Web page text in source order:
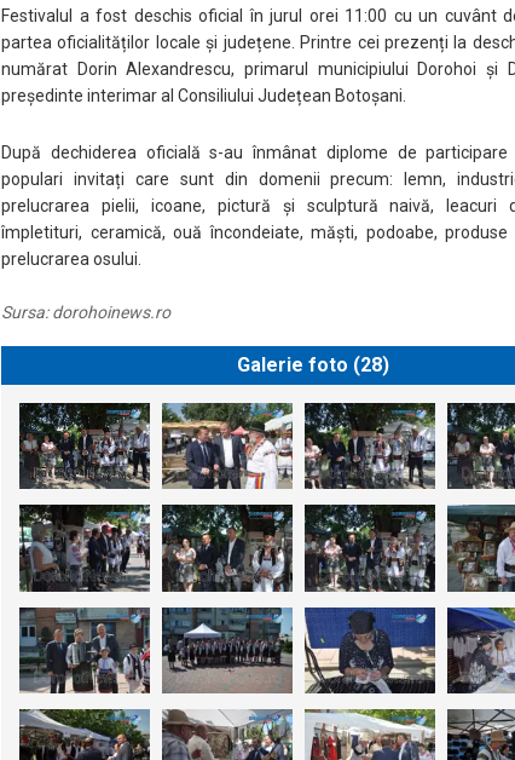
Festivalul a fost deschis oficial în jurul orei 11:00 cu un cuvânt
partea oficialităților locale și județene. Printre cei prezenți la
numărat Dorin Alexandrescu, primarul municipiului Dorohoi și
președinte interimar al Consiliului Județean Botoșani.
După dechiderea oficială s-au înmânat diplome de participare
populari invitați care sunt din domenii precum: lemn,
prelucrarea pielii, icoane, pictură și sculptură naivă, leacuri
împletituri, ceramică, ouă încondeiate, măşti, podoabe, produse
prelucrarea osului.
Sursa:dorohoinews.ro
Galerie foto (28)